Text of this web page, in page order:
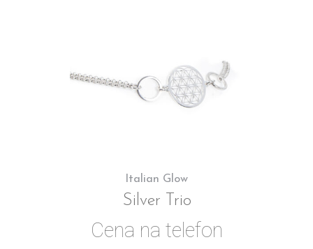
Italian Glow
Silver Trio
Cena na telefon